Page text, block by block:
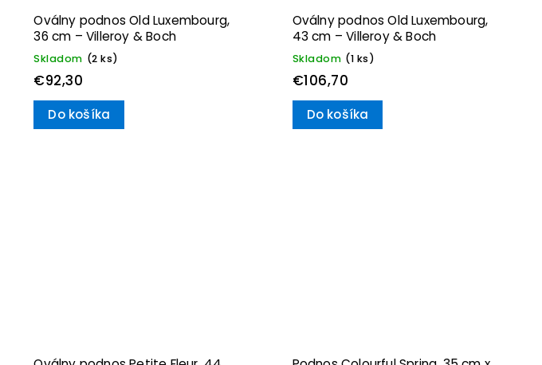
Oválny podnos Old Luxembourg,
36 cm – Villeroy & Boch
Skladom (2 ks)
€92,30
Do košíka
Oválny podnos Old Luxembourg,
43 cm – Villeroy & Boch
Skladom (1 ks)
€106,70
Do košíka